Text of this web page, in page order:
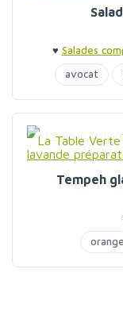
♥ Salades
avocat
La Table Verte
Tempeh
orange